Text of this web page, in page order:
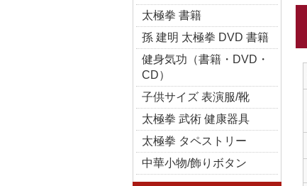
太極拳 書籍
孫 建明 太極拳 DVD 書籍
健身気功（書籍・DVD・
CD）
子供サイズ 表演服/靴
太極拳 武術 健康器具
太極拳 タペストリー
中華小物/飾りボタン